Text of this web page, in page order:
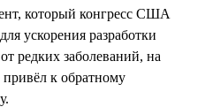
который конгресс США
ускорения разработки
редких заболеваний, на
привёл к обратному